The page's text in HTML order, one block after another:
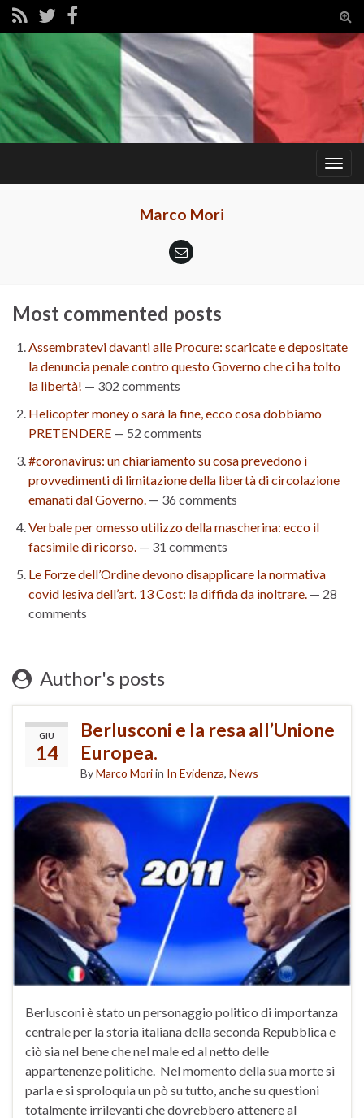
Marco Mori
Most commented posts
Assembratevi davanti alle Procure: scaricate e depositate
la denuncia penale contro questo Governo che ci ha tolto
la libertà! — 302 comments
Helicopter money o sarà la fine, ecco cosa dobbiamo
PRETENDERE — 52 comments
#coronavirus: un chiariamento su cosa prevedono i
provvedimenti di limitazione della libertà di circolazione
emanati dal Governo. — 36 comments
Verbale per omesso utilizzo della mascherina: ecco il
facsimile di ricorso. — 31 comments
Le Forze dell’Ordine devono disapplicare la normativa
covid lesiva dell’art. 13 Cost: la diffida da inoltrare. — 28
comments
Author's posts
GIU
14
Berlusconi e la resa all’Unione
Europea.
ByMarco Moriin In Evidenza, News
Berlusconi è stato un personaggio politico di importanza
centrale per la storia italiana della seconda Repubblica e
ciò sia nel bene che nel male ed al netto delle
appartenenze politiche. Nel momento della sua morte si
parla e si sproloquia un pò su tutto, anche su questioni
totalmente irrilevanti che dovrebbero attenere al